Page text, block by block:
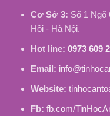
Cơ Sở 3: Số 1 Ngõ
Hồi - Hà Nội.
Hot line: 0973 609
Email:
Website:
Fb: fb.com/